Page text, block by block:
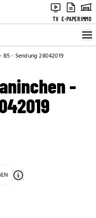
TV E-PAPERIMMO
- Sendung 28042019
-